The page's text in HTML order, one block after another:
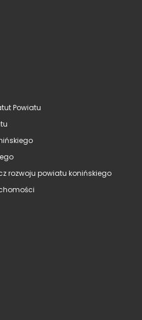
Powiatu
rozwoju powiatu konińskiego